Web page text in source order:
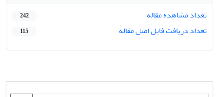
تعداد مشاهده مقاله
242
تعداد دریافت فایل اصل مقاله 115